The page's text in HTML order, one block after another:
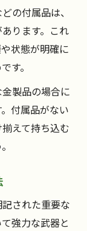
の付属品は、
ります。これ
状態が明確に
す。
製品の場合に
付属品がない
えて持ち込む
された重要な
強力な武器と